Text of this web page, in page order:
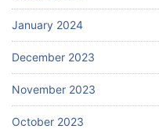
January 2024
December 2023
November 2023
October 2023